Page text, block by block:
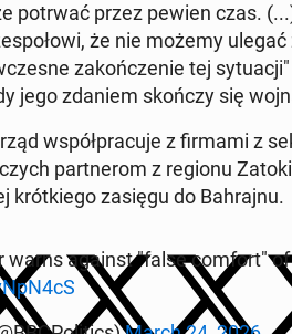
potrwać przez pewien czas.
że nie możemy
za­koń­cze­nie tej
jego zdaniem skończy się
współ­pra­cu­je z firmami z
part­ne­rom z regionu
krót­kie­go zasięgu do Bah­raj­nu.
warns against "false comfort"